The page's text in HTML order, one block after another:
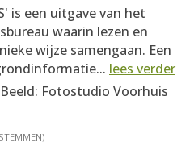
is een uitgave van het
waarin lezen en
wijze samengaan. Een
lees verder
Fotostudio Voorhuis